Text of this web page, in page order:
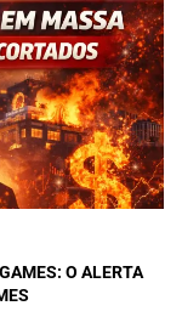
O ALERTA